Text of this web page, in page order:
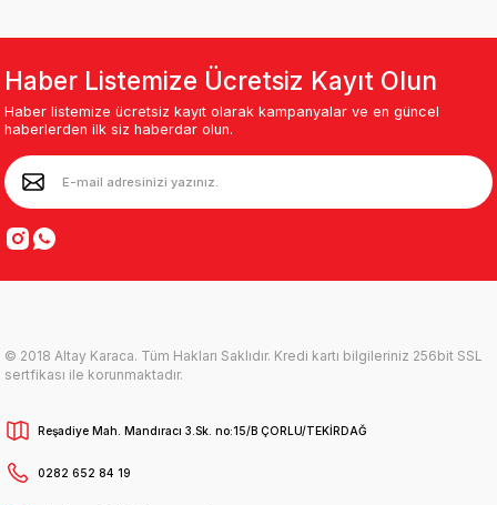
Haber Listemize Ücretsiz Kayıt Olun
Haber listemize ücretsiz kayıt olarak kampanyalar ve en güncel
haberlerden ilk siz haberdar olun.
© 2018 Altay Karaca. Tüm Hakları Saklıdır. Kredi kartı bilgileriniz 256bit SSL
sertfikası ile korunmaktadır.
Reşadiye Mah. Mandıracı 3.Sk. no:15/B ÇORLU/TEKİRDAĞ
0282 652 84 19